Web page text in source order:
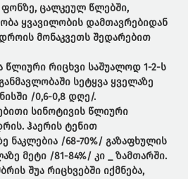
ცალკეულ წლებში,
ყვავილობის დამთავრებიდან
მონაკვეთს შედარებით
წლიური რიცხვი საშუალოდ 1-2-ს
სეტყვა ყველაზე
/0,6-0,8 დღე/.
სინოტივის წლიური
ჰაერის ტენით
ნაკლებია /68-70%/ გაზაფხულის
მეტი /81-84%/ კი _ ზამთარში.
შუა რიცხვებში იქმნება,